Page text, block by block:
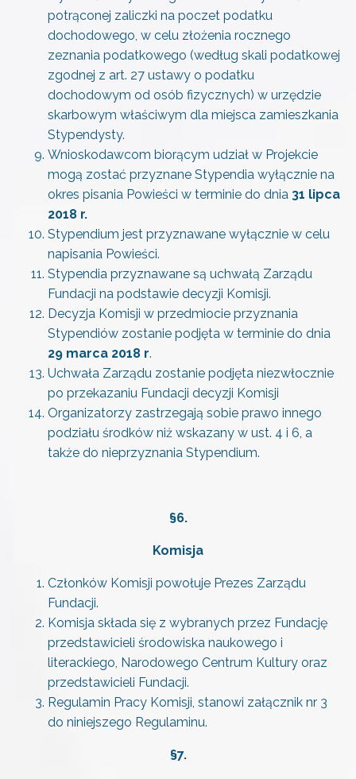
potrąconej zaliczki na poczet podatku
dochodowego, w celu złożenia rocznego
zeznania podatkowego (według skali podatkowej
zgodnej z art. 27 ustawy o podatku
dochodowym od osób fizycznych) w urzędzie
skarbowym właściwym dla miejsca zamieszkania
Stypendysty.
Wnioskodawcom biorącym udział w Projekcie
mogą zostać przyznane Stypendia wyłącznie na
okres pisania Powieści w terminie do dnia 31 lipca
2018 r.
Stypendium jest przyznawane wyłącznie w celu
napisania Powieści.
Stypendia przyznawane są uchwałą Zarządu
Fundacji na podstawie decyzji Komisji.
Decyzja Komisji w przedmiocie przyznania
Stypendiów zostanie podjęta w terminie do dnia
29 marca 2018 r.
Uchwała Zarządu zostanie podjęta niezwłocznie
po przekazaniu Fundacji decyzji Komisji
Organizatorzy zastrzegają sobie prawo innego
podziału środków niż wskazany w ust. 4 i 6, a
także do nieprzyznania Stypendium.
§6.
Komisja
Członków Komisji powołuje Prezes Zarządu
Fundacji.
Komisja składa się z wybranych przez Fundację
przedstawicieli środowiska naukowego i
literackiego, Narodowego Centrum Kultury oraz
przedstawicieli Fundacji.
Regulamin Pracy Komisji, stanowi załącznik nr 3
do niniejszego Regulaminu.
§7.